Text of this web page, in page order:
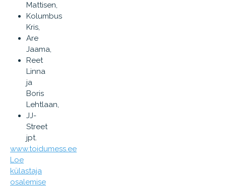
Mattisen,
Kolumbus
Kris,
Are
Jaama,
Reet
Linna
ja
Boris
Lehtlaan,
JJ-
Street
jpt.
www.toidumess.ee
Loe
külastaja
osalemise